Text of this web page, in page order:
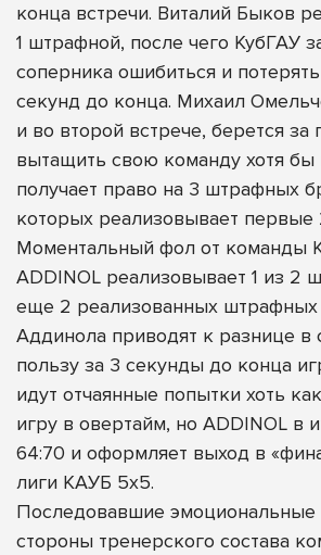
конца встречи. Виталий Быков
1 штрафной, после чего КубГАУ
соперника ошибиться и
секунд до конца. Михаил
и во второй встрече, берется за
вытащить свою команду хотя бы
получает право на 3 штрафных
которых реализовывает первые
Моментальный фол от команды
ADDINOL реализовывает 1 из 2
еще 2 реализованных штрафных
Аддинола приводят к разнице в
пользу за 3 секунды до конца
идут отчаянные попытки хоть
игру в овертайм, но ADDINOL в
64:70 и оформляет выход в
лиги КАУБ 5х5.
Последовавшие
стороны тренерского состава